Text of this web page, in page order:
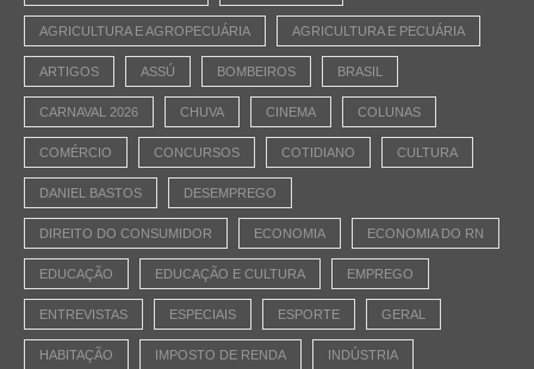
AGRICULTURA E AGROPECUÁRIA AGRICULTURA E PECUÁRIA
ARTIGOS ASSÚ BOMBEIROS BRASIL
CARNAVAL 2026 CHUVA CINEMA COLUNAS
COMÉRCIO CONCURSOS COTIDIANO CULTURA
DANIEL BASTOS DESEMPREGO
DIREITO DO CONSUMIDOR ECONOMIA ECONOMIA DO RN
EDUCAÇÃO EDUCAÇÃO E CULTURA EMPREGO
ENTREVISTAS ESPECIAIS ESPORTE GERAL
HABITAÇÃO IMPOSTO DE RENDA INDÚSTRIA